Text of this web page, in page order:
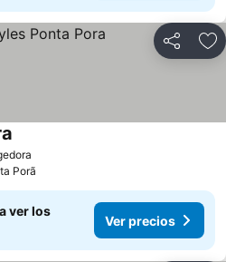
Compartir
Porã
ver los
Ver precios